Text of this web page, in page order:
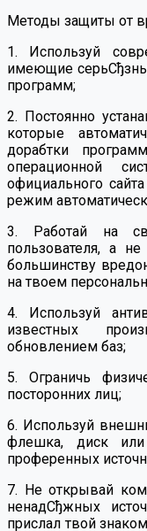
Методы защиты от
1. Используй
имеющие
программ;
2. Постоянно
которые
дорабтки
операционной
официального
режим
3. Работай на
пользователя, а
большинству
на твоем
4. Используй
известных
обновлением баз;
5. Ограничь
посторонних лиц;
6. Используй
флешка, диск
проференных
7. Не открывай
ненадСђжных
прислал твой